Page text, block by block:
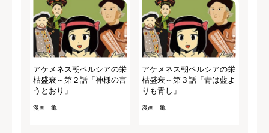
アケメネス朝ペルシアの栄
枯盛衰～第２話「神様の言
うとおり」
漫画 亀
アケメネス朝ペルシアの栄
枯盛衰～第３話「青は藍よ
りも青し」
漫画 亀